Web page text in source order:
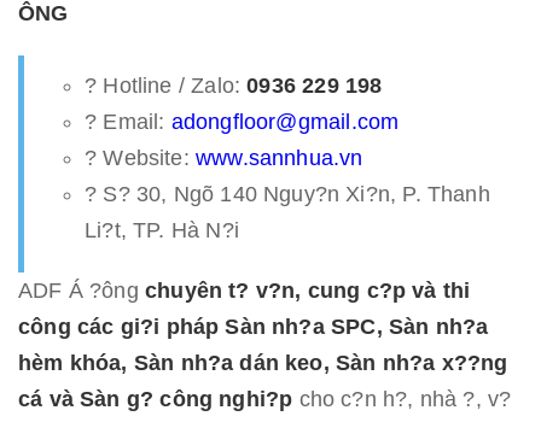
ÔNG
? Hotline / Zalo:0936 229 198
? Email: adongfloor@gmail.com
? Website: www.sannhua.vn
? S? 30, Ngõ 140 Nguy?n Xi?n, P. Thanh
Li?t, TP. Hà N?i
ADF Á ?ông chuyên t? v?n, cung c?p và thi
công các gi?i pháp Sàn nh?a SPC, Sàn nh?a
hèm khóa, Sàn nh?a dán keo, Sàn nh?a x??ng
cá và Sàn g? công nghi?p cho c?n h?, nhà ?, v?